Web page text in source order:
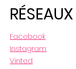
RÉSEAUX
Facebook
Instagram
Vinted